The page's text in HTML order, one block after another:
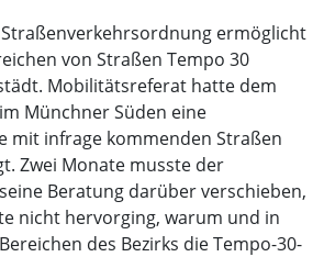
ermöglicht
von Straßen Tempo 30
Mobilitätsreferat hatte dem
Münchner Süden eine
mit infrage kommenden Straßen
Zwei Monate musste der
Beratung darüber verschieben,
nicht hervorging, warum und in
des Bezirks die Tempo-30-